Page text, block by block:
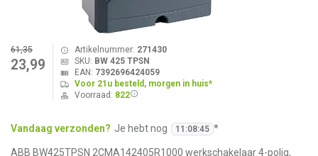
61,35
23,99
Artikelnummer: 271430
SKU: BW 425 TPSN
EAN: 7392696424059
Voor 21u besteld, morgen in huis*
Voorraad: 822
Vandaag verzonden? Je hebt nog 11 :08:45 *
ABB BW425TPSN 2CMA142405R1000 werkschakelaar 4-polig,